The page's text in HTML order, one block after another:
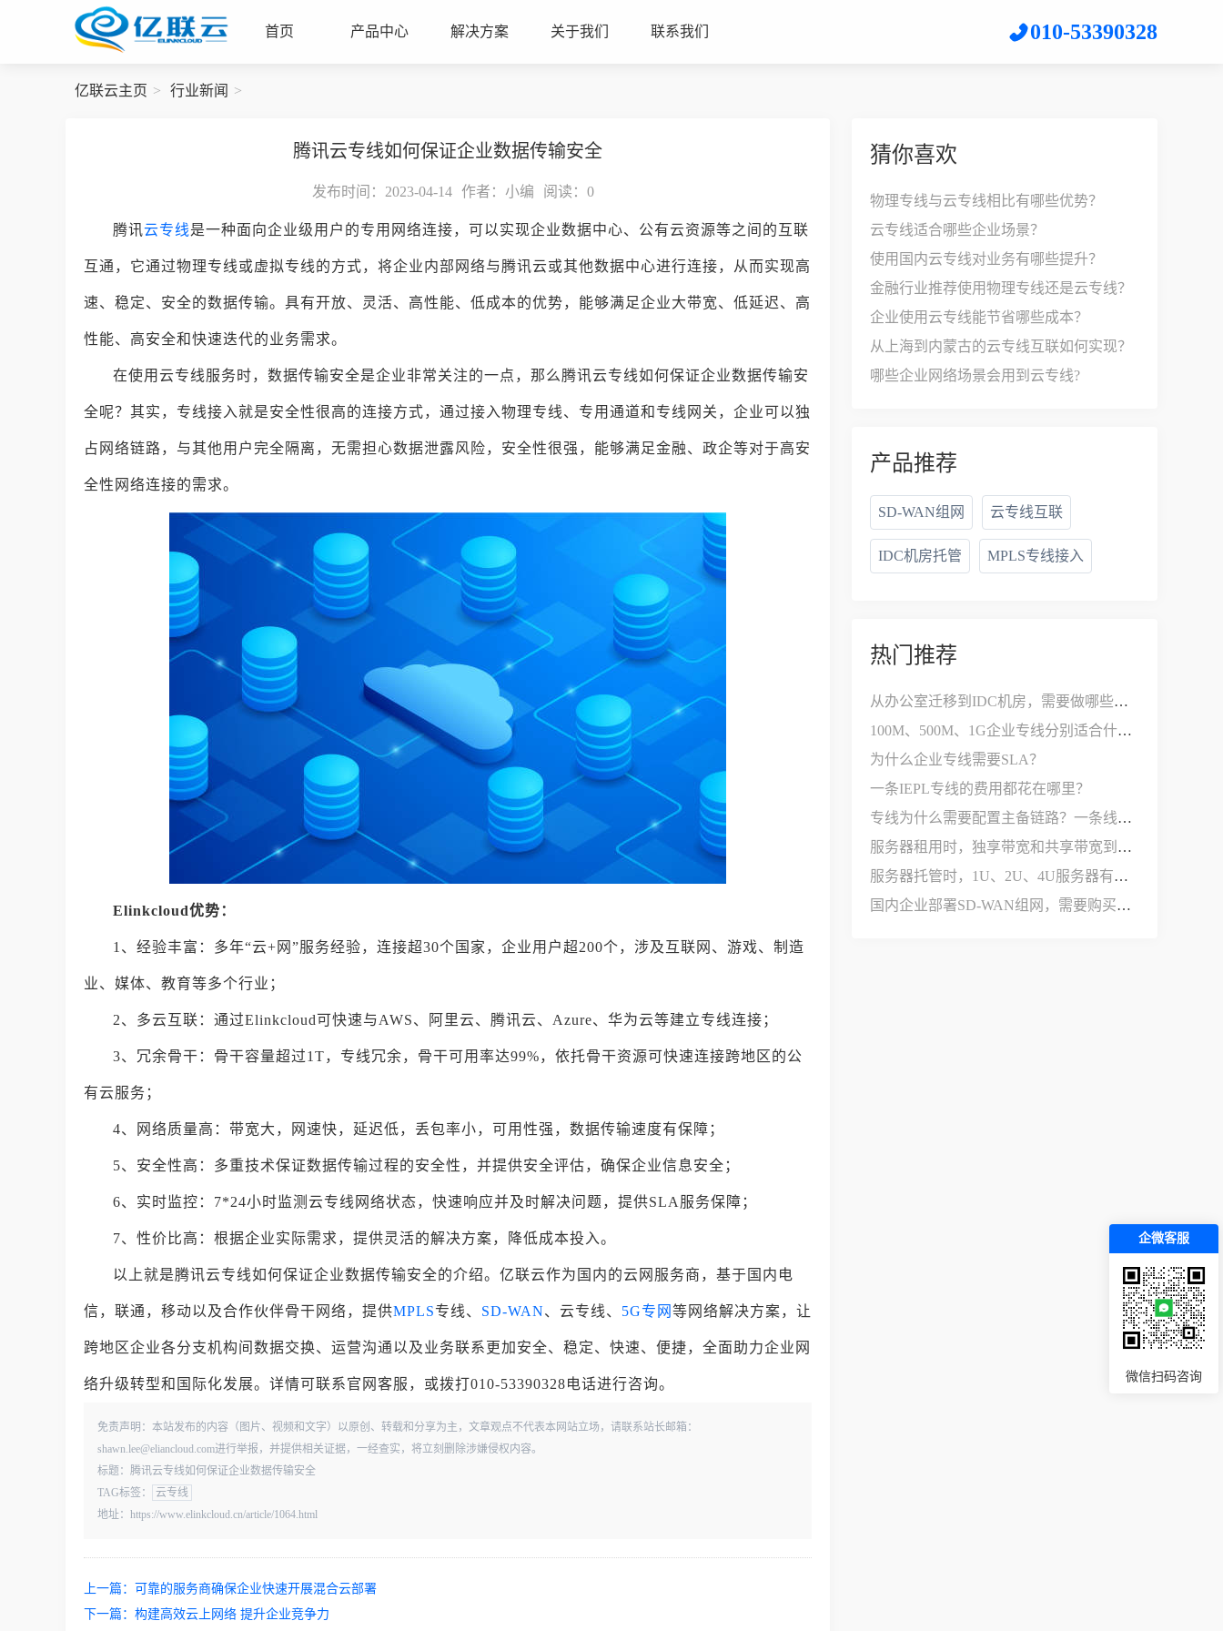
首页 产品中心 解决方案 关于我们 联系我们 010-53390328
亿联云主页 行业新闻
腾讯云专线如何保证企业数据传输安全
发布时间：2023-04-14 作者：小编 阅读： 0
腾讯云专线是一种面向企业级用户的专用网络连接，可以实现企业数据中心、公有云资源等之间的互联
互通，它通过物理专线或虚拟专线的方式，将企业内部网络与腾讯云或其他数据中心进行连接，从而实现高
速、稳定、安全的数据传输。具有开放、灵活、高性能、低成本的优势，能够满足企业大带宽、低延迟、高
性能、高安全和快速迭代的业务需求。
在使用云专线服务时，数据传输安全是企业非常关注的一点，那么腾讯云专线如何保证企业数据传输安
全呢？其实，专线接入就是安全性很高的连接方式，通过接入物理专线、专用通道和专线网关，企业可以独
占网络链路，与其他用户完全隔离，无需担心数据泄露风险，安全性很强，能够满足金融、政企等对于高安
全性网络连接的需求。
Elinkcloud优势：
1、经验丰富：多年“云+网”服务经验，连接超30个国家，企业用户超200个，涉及互联网、游戏、制造
业、媒体、教育等多个行业；
2、多云互联：通过Elinkcloud可快速与AWS、阿里云、腾讯云、Azure、华为云等建立专线连接；
3、冗余骨干：骨干容量超过1T，专线冗余，骨干可用率达99%，依托骨干资源可快速连接跨地区的公
有云服务；
4、网络质量高：带宽大，网速快，延迟低，丢包率小，可用性强，数据传输速度有保障；
5、安全性高：多重技术保证数据传输过程的安全性，并提供安全评估，确保企业信息安全；
6、实时监控：7*24小时监测云专线网络状态，快速响应并及时解决问题，提供SLA服务保障；
7、性价比高：根据企业实际需求，提供灵活的解决方案，降低成本投入。
以上就是腾讯云专线如何保证企业数据传输安全的介绍。亿联云作为国内的云网服务商，基于国内电
信，联通，移动以及合作伙伴骨干网络，提供MPLS专线、 SD-WAN、云专线、 5G专网 等网络解决方案，让
跨地区企业各分支机构间数据交换、运营沟通以及业务联系更加安全、稳定、快速、便捷，全面助力企业网
络升级转型和国际化发展。详情可联系官网客服，或拨打010-53390328电话进行咨询。
免责声明：本站发布的内容（图片、视频和文字）以原创、转载和分享为主，文章观点不代表本网站立场，请联系站长邮箱：
shawn.lee@eliancloud.com进行举报，并提供相关证据，一经查实，将立刻删除涉嫌侵权内容。
标题：腾讯云专线如何保证企业数据传输安全
TAG标签：
云专线
地址：https://www.elinkcloud.cn/article/1064.html
上一篇：
可靠的服务商确保企业快速开展混合云部署
下一篇： 构建高效云上网络 提升企业竞争力
猜你喜欢
物理专线与云专线相比有哪些优势？
云专线适合哪些企业场景？
使用国内云专线对业务有哪些提升？
金融行业推荐使用物理专线还是云专线？
企业使用云专线能节省哪些成本？
从上海到内蒙古的云专线互联如何实现？
哪些企业网络场景会用到云专线?
产品推荐
SD-WAN组网 云专线互联
IDC机房托管 MPLS专线接入
热门推荐
从办公室迁移到IDC机房，需要做哪些网络改造？
100M、500M、1G企业专线分别适合什么公司？
为什么企业专线需要SLA？
一条IEPL专线的费用都花在哪里？
专线为什么需要配置主备链路？一条线路不够用吗？
服务器租用时，独享带宽和共享带宽到底有什么区别？
服务器托管时，1U、2U、4U服务器有什么区别？
国内企业部署SD-WAN组网，需要购买哪些设备和服务？
企微客服
微信扫码咨询